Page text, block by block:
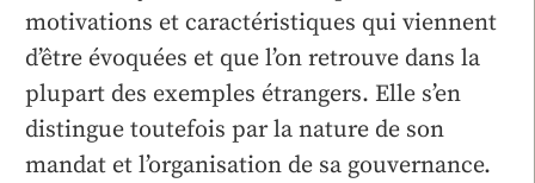
motivations et caractéristiques qui viennent
d’être évoquées et que l’on retrouve dans la
plupart des exemples étrangers. Elle s’en
distingue toutefois par la nature de son
mandat et l’organisation de sa gouvernance.